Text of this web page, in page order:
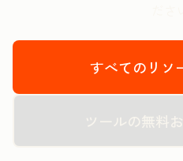
すべてのリソ
ツールの無料